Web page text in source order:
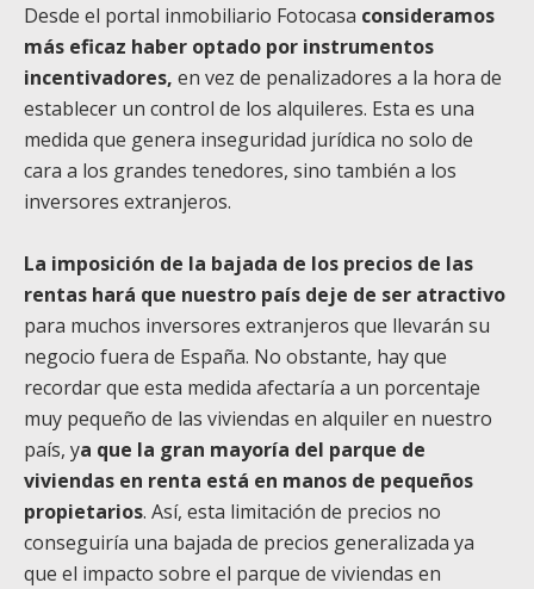
Desde el portal inmobiliario Fotocasa consideramos
más eficaz haber optado por instrumentos
incentivadores, en vez de penalizadores a la hora de
establecer un control de los alquileres. Esta es una
medida que genera inseguridad jurídica no solo de
cara a los grandes tenedores, sino también a los
inversores extranjeros.
La imposición de la bajada de los precios de las
rentas hará que nuestro país deje de ser atractivo
para muchos inversores extranjeros que llevarán su
negocio fuera de España. No obstante, hay que
recordar que esta medida afectaría a un porcentaje
muy pequeño de las viviendas en alquiler en nuestro
país, ya que la gran mayoría del parque de
viviendas en renta está en manos de pequeños
propietarios. Así, esta limitación de precios no
conseguiría una bajada de precios generalizada ya
que el impacto sobre el parque de viviendas en